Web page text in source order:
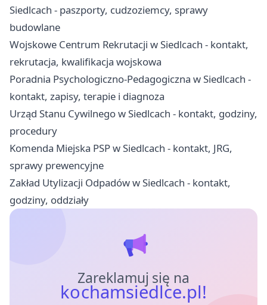
Siedlcach - paszporty, cudzoziemcy, sprawy
budowlane
Wojskowe Centrum Rekrutacji w Siedlcach - kontakt,
rekrutacja, kwalifikacja wojskowa
Poradnia Psychologiczno-Pedagogiczna w Siedlcach -
kontakt, zapisy, terapie i diagnoza
Urząd Stanu Cywilnego w Siedlcach - kontakt, godziny,
procedury
Komenda Miejska PSP w Siedlcach - kontakt, JRG,
sprawy prewencyjne
Zakład Utylizacji Odpadów w Siedlcach - kontakt,
godziny, oddziały
Zareklamuj się na
kochamsiedlce.pl!